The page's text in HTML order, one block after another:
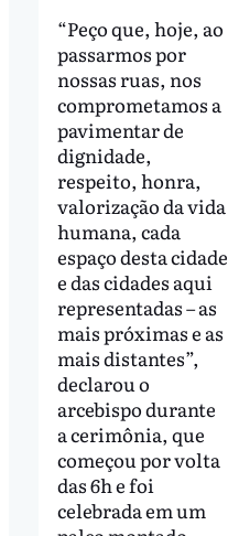
“Peço que, hoje, ao
passarmos por
nossas ruas, nos
comprometamos a
pavimentar de
dignidade,
respeito, honra,
valorização da vida
humana, cada
espaço desta cidade
e das cidades aqui
representadas – as
mais próximas e as
mais distantes”,
declarou o
arcebispo durante
a cerimônia, que
começou por volta
das 6h e foi
celebrada em um